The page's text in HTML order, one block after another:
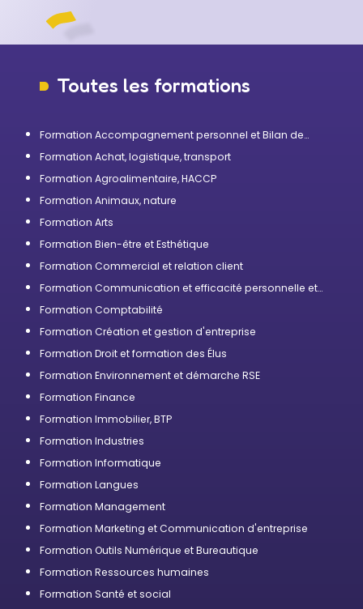
Toutes les formations
Formation Accompagnement personnel et Bilan de
Formation Achat, logistique, transport
Formation Agroalimentaire, HACCP
Formation Animaux, nature
Formation Arts
Formation Bien-être et Esthétique
Formation Commercial et relation client
Formation Communication et efficacité personnelle et
Formation Comptabilité
Formation Création et gestion d'entreprise
Formation Droit et formation des Élus
Formation Environnement et démarche RSE
Formation Finance
Formation Immobilier, BTP
Formation Industries
Formation Informatique
Formation Langues
Formation Management
Formation Marketing et Communication d'entreprise
Formation Outils Numérique et Bureautique
Formation Ressources humaines
Formation Santé et social